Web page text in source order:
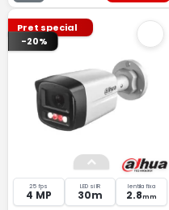
Pret special
-20%
25 fps
4 MP
LED si IR
30m
lentila fixa
2.8mm